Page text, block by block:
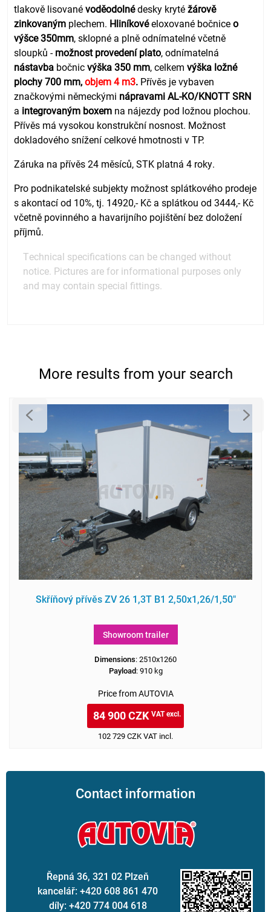
tlakově lisovanévoděodolnédesky krytéžárově
zinkovaným plechem. Hliníkovéeloxované bočniceo
výšce 350mm, sklopné a plně odnímatelné včetně
sloupků -možnost provedení plato, odnímatelná
nástavba bočnicvýška 350 mm, celkem výška ložné
plochy700 mm,objem 4 m3. Přívěs je vybaven
značkovými německými nápravami AL-KO/KNOTT SRN
a integrovaným boxem na nájezdy pod ložnou plochou.
Přívěs má vysokou konstrukční nosnost. Možnost
dokladového snížení celkové hmotnosti v TP.
Záruka na přívěs 24 měsíců, STK platná 4 roky.
Pro podnikatelské subjekty možnost splátkového prodeje
s akontací od 10%, tj. 14920,- Kč a splátkou od 3444,- Kč
včetně povinného a havarijního pojištění bez doložení
příjmů.
Technical specifications can be changed without
notice. Pictures are for informational purposes only
and may contain special fittings.
More results from your search
Skříňový přívěs ZV 26 1,3T B1 2,50x1,26/1,50"
Showroom trailer
Dimensions: 2510x1260
Payload: 910 kg
Price from AUTOVIA
84 900 CZKVAT excl.
102 729 CZK VAT incl.
Contact information
Řepná 36, 321 02 Plzeň
kancelář: +420 608 861 470
díly: +420 774 004 618